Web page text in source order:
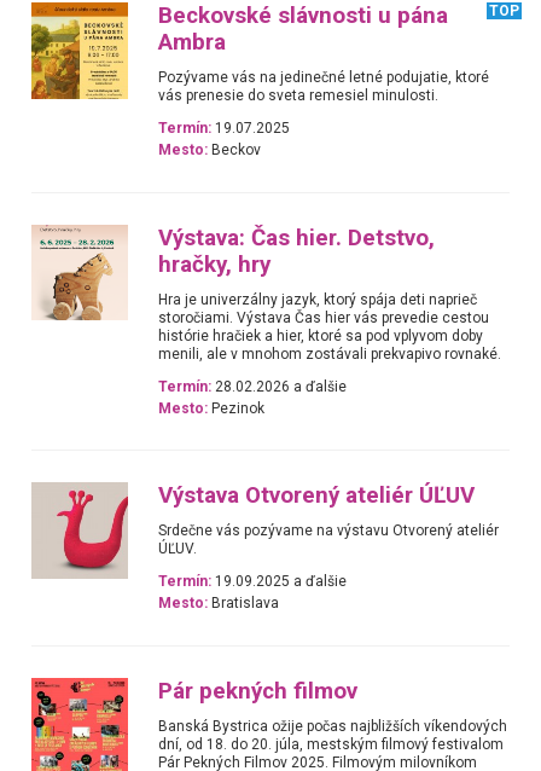
Beckovské slávnosti u pána
Ambra
TOP
Pozývame vás na jedinečné letné podujatie, ktoré
vás prenesie do sveta remesiel minulosti.
Termín: 19.07.2025
Mesto: Beckov
Výstava: Čas hier. Detstvo,
hračky, hry
Hra je univerzálny jazyk, ktorý spája deti naprieč
storočiami. Výstava Čas hier vás prevedie cestou
histórie hračiek a hier, ktoré sa pod vplyvom doby
menili, ale v mnohom zostávali prekvapivo rovnaké.
Termín: 28.02.2026 a ďalšie
Mesto: Pezinok
Výstava Otvorený ateliér ÚĽUV
Srdečne vás pozývame na výstavu Otvorený ateliér
ÚĽUV.
Termín: 19.09.2025 a ďalšie
Mesto: Bratislava
Pár pekných filmov
Banská Bystrica ožije počas najbližších víkendových
dní, od 18. do 20. júla, mestským filmový festivalom
Pár Pekných Filmov 2025. Filmovým milovníkom